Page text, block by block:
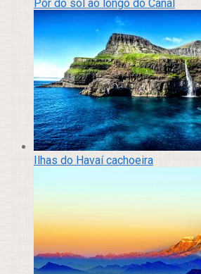
Pôr do sol ao longo do Canal
Ilhas do Havaí cachoeira